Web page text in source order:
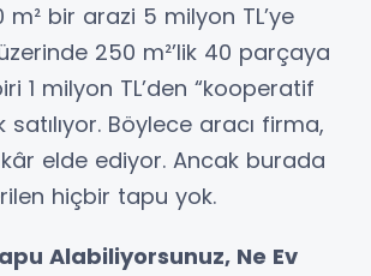
m² bir arazi 5 milyon TL’ye
üzerinde 250 m²’lik 40 parçaya
1 milyon TL’den “kooperatif
satılıyor. Böylece aracı firma,
elde ediyor. Ancak burada
hiçbir tapu yok.
Alabiliyorsunuz, Ne Ev